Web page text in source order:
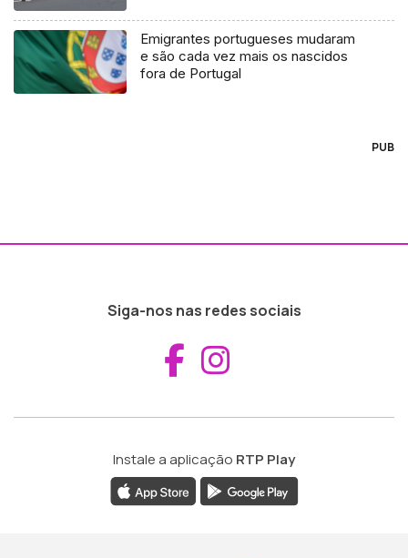
Emigrantes portugueses mudaram
e são cada vez mais os nascidos
fora de Portugal
PUB
Siga-nos nas redes sociais
Aceder ao
Instale a aplicação RTP Play